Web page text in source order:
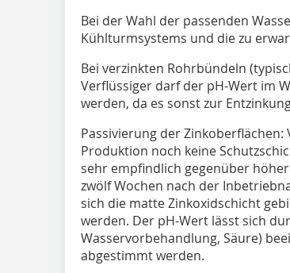
Bei der Wahl der passenden
Kühlturmsystems und die zu
Bei verzinkten Rohrbündeln
Verflüssiger darf der pH-Wert im
werden, da es sonst zur
Passivierung der
Produktion noch keine
sehr empfindlich gegenüber
zwölf Wochen nach der
sich die matte Zinkoxidschicht
werden. Der pH-Wert lässt sich
Wasservorbehandlung, Säure)
abgestimmt werden.